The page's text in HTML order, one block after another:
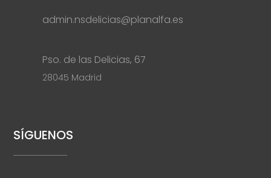
admin.nsdelicias@planalfa.es
Pso. de las Delicias, 67
28045 Madrid
SÍGUENOS